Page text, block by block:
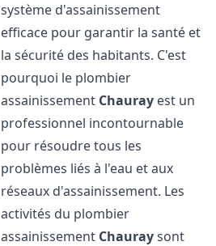
système d'assainissement
efficace pour garantir la santé et
la sécurité des habitants. C'est
pourquoi le plombier
assainissement Chauray est un
professionnel incontournable
pour résoudre tous les
problèmes liés à l'eau et aux
réseaux d'assainissement. Les
activités du plombier
assainissement Chauraysont